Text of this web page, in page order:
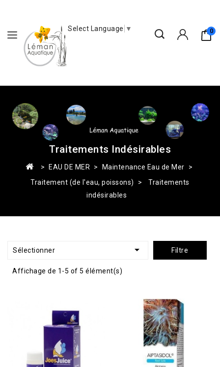
0
Select Language ▼
Traitements Indésirables
EAU DE MER
Maintenance Eau de Mer
Traitement (de l'eau, poissons)
Traitements
indésirables
Sélectionner  Filtre
Affichage de 1-5 of 5 élément(s)